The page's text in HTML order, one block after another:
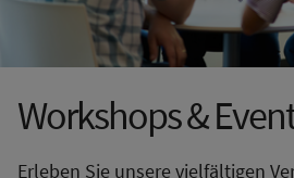
Workshops &
Erleben Sie unsere vielfältigen